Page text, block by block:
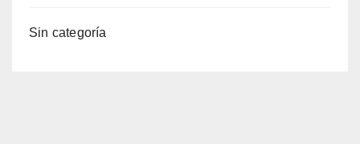
Sin categoría